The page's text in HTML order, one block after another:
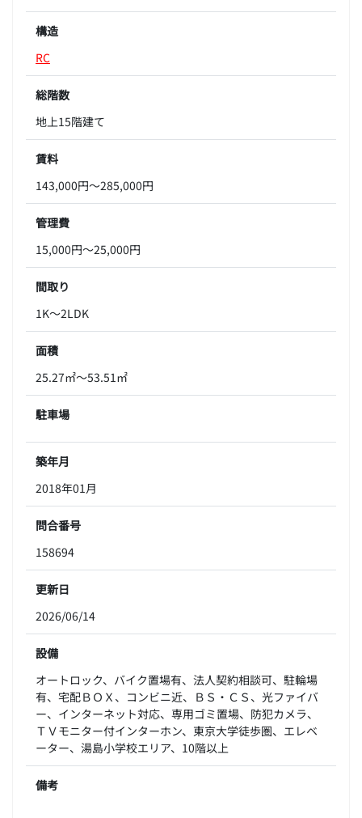
構造
RC
総階数
地上15階建て
賃料
143,000円～285,000円
管理費
15,000円～25,000円
間取り
1K～2LDK
面積
25.27㎡～53.51㎡
駐車場
築年月
2018年01月
問合番号
158694
更新日
2026/06/14
設備
オートロック、バイク置場有、法人契約相談可、駐輪場
有、宅配ＢＯＸ、コンビニ近、ＢＳ・ＣＳ、光ファイバ
ー、インターネット対応、専用ゴミ置場、防犯カメラ、
ＴＶモニター付インターホン、東京大学徒歩圏、エレベ
ーター、湯島小学校エリア、10階以上
備考